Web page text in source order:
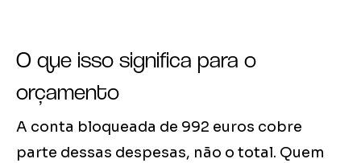
O que isso significa para o
orçamento
A conta bloqueada de 992 euros cobre
parte dessas despesas, não o total. Quem